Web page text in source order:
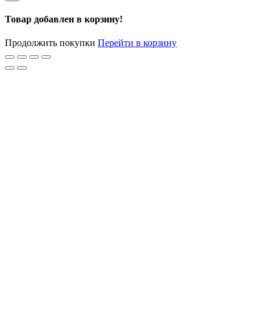
Товар добавлен в корзину!
Продолжить покупки Перейти в корзину